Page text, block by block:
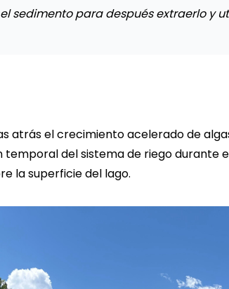
sedimento para después extraerlo y
atrás el crecimiento acelerado de
del sistema de riego durante
la superficie del lago.